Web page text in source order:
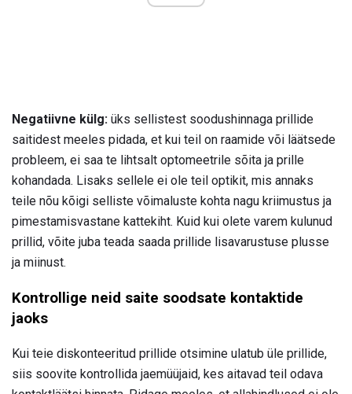
Negatiivne külg: üks sellistest soodushinnaga prillide
saitidest meeles pidada, et kui teil on raamide või läätsede
probleem, ei saa te lihtsalt optomeetrile sõita ja prille
kohandada. Lisaks sellele ei ole teil optikit, mis annaks
teile nõu kõigi selliste võimaluste kohta nagu kriimustus ja
pimestamisvastane kattekiht. Kuid kui olete varem kulunud
prillid, võite juba teada saada prillide lisavarustuse plusse
ja miinust.
Kontrollige neid saite soodsate kontaktide
jaoks
Kui teie diskonteeritud prillide otsimine ulatub üle prillide,
siis soovite kontrollida jaemüüjaid, kes aitavad teil odava